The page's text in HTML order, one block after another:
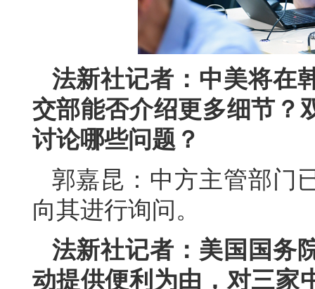
法新社记者：中美将在
交部能否介绍更多细节？
讨论哪些问题？
郭嘉昆：中方主管部门
向其进行询问。
法新社记者：美国国务
动提供便利为由，对三家